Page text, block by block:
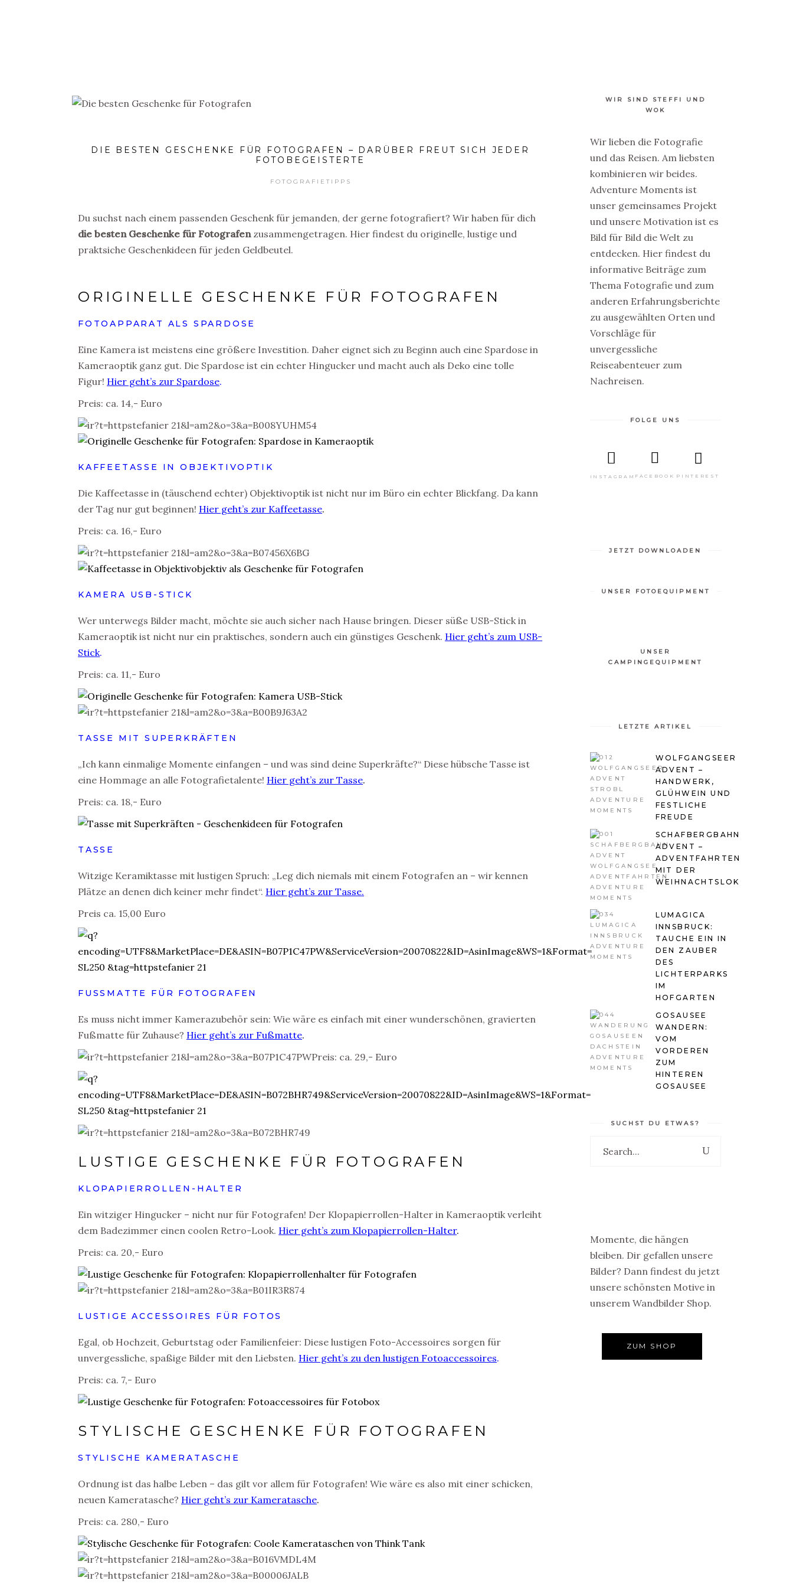
DIE BESTEN GESCHENKE FÜR FOTOGRAFEN – DARÜBER FREUT SICH JEDER
FOTOBEGEISTERTE
FOTOGRAFIETIPPS
Du suchst nach einem passenden Geschenk für jemanden, der gerne fotografiert? Wir haben für dich
die besten Geschenke für Fotografenzusammengetragen. Hier findest du originelle, lustige und
praktsiche Geschenkideen für jeden Geldbeutel.
ORIGINELLE GESCHENKE FÜR FOTOGRAFEN
FOTOAPPARAT ALS SPARDOSE
Eine Kamera ist meistens eine größere Investition. Daher eignet sich zu Beginn auch eine Spardose in
Kameraoptik ganz gut. Die Spardose ist ein echter Hingucker und macht auch als Deko eine tolle
Figur! Hier geht’s zur Spardose.
Preis: ca. 14,- Euro
KAFFEETASSE IN OBJEKTIVOPTIK
Die Kaffeetasse in (täuschend echter) Objektivoptik ist nicht nur im Büro ein echter Blickfang. Da kann
der Tag nur gut beginnen! Hier geht’s zur Kaffeetasse.
Preis: ca. 16,- Euro
KAMERA USB-STICK
Wer unterwegs Bilder macht, möchte sie auch sicher nach Hause bringen. Dieser süße USB-Stick in
Kameraoptik ist nicht nur ein praktisches, sondern auch ein günstiges Geschenk. Hier geht’s zum USB-
Stick.
Preis: ca. 11,- Euro
TASSE MIT SUPERKRÄFTEN
„Ich kann einmalige Momente einfangen – und was sind deine Superkräfte?“ Diese hübsche Tasse ist
eine Hommage an alle Fotografietalente! Hier geht’s zur Tasse.
Preis: ca. 18,- Euro
TASSE
Witzige Keramiktasse mit lustigen Spruch: „Leg dich niemals mit einem Fotografen an – wir kennen
Plätze an denen dich keiner mehr findet“. Hier geht’s zur Tasse.
Preis ca. 15,00 Euro
FUSSMATTE FÜR FOTOGRAFEN
Es muss nicht immer Kamerazubehör sein: Wie wäre es einfach mit einer wunderschönen, gravierten
Fußmatte für Zuhause? Hier geht’s zur Fußmatte.
Preis: ca. 29,- Euro
LUSTIGE GESCHENKE FÜR FOTOGRAFEN
KLOPAPIERROLLEN-HALTER
Ein witziger Hingucker – nicht nur für Fotografen! Der Klopapierrollen-Halter in Kameraoptik verleiht
dem Badezimmer einen coolen Retro-Look. Hier geht’s zum Klopapierrollen-Halter.
Preis: ca. 20,- Euro
LUSTIGE ACCESSOIRES FÜR FOTOS
Egal, ob Hochzeit, Geburtstag oder Familienfeier: Diese lustigen Foto-Accessoires sorgen für
unvergessliche, spaßige Bilder mit den Liebsten. Hier geht’s zu den lustigen Fotoaccessoires.
Preis: ca. 7,- Euro
STYLISCHE GESCHENKE FÜR FOTOGRAFEN
STYLISCHE KAMERATASCHE
Ordnung ist das halbe Leben – das gilt vor allem für Fotografen! Wie wäre es also mit einer schicken,
neuen Kameratasche? Hier geht’s zur Kameratasche.
Preis: ca. 280,- Euro
WIR SIND STEFFI UND
WOK
Wir lieben die Fotografie
und das Reisen. Am liebsten
kombinieren wir beides.
Adventure Moments ist
unser gemeinsames Projekt
und unsere Motivation ist es
Bild für Bild die Welt zu
entdecken. Hier findest du
informative Beiträge zum
Thema Fotografie und zum
anderen Erfahrungsberichte
zu ausgewählten Orten und
Vorschläge für
unvergessliche
Reiseabenteuer zum
Nachreisen.
FOLGE UNS
INSTAGRAM FACEBOOK PINTEREST
JETZT DOWNLOADEN
UNSER FOTOEQUIPMENT
UNSER
CAMPINGEQUIPMENT
LETZTE ARTIKEL
WOLFGANGSEER
ADVENT –
HANDWERK,
GLÜHWEIN UND
FESTLICHE
FREUDE
SCHAFBERGBAHN
ADVENT –
ADVENTFAHRTEN
MIT DER
WEIHNACHTSLOK
LUMAGICA
INNSBRUCK:
TAUCHE EIN IN
DEN ZAUBER
DES
LICHTERPARKS
IM
HOFGARTEN
GOSAUSEE
WANDERN:
VOM
VORDEREN
ZUM
HINTEREN
GOSAUSEE
SUCHST DU ETWAS?
Momente, die hängen
bleiben. Dir gefallen unsere
Bilder? Dann findest du jetzt
unsere schönsten Motive in
unserem Wandbilder Shop.
ZUM SHOP